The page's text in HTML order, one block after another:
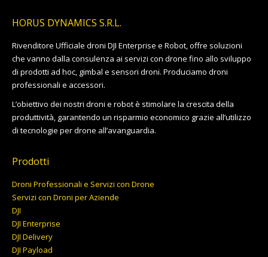
HORUS DYNAMICS S.R.L.
Rivenditore Ufficiale droni DJI Enterprise e Robot, offre soluzioni
che vanno dalla consulenza ai servizi con drone fino allo sviluppo
di prodotti ad hoc, gimbal e sensori droni. Produciamo droni
professionali e accessori.
L’obiettivo dei nostri droni e robot è stimolare la crescita della
produttività, garantendo un risparmio economico grazie all’utilizzo
di tecnologie per drone all’avanguardia.
Prodotti
Droni Professionali e Servizi con Drone
Servizi con Droni per Aziende
DJI
DJI Enterprise
DJI Delivery
DJI Payload